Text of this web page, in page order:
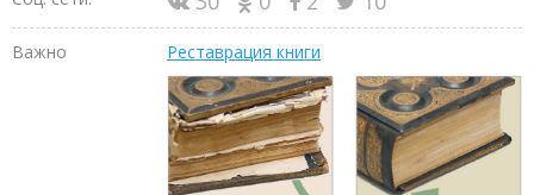
Важно Реставрация книги